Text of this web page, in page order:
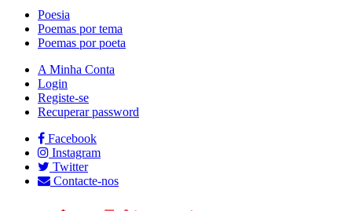
Poesia
Poemas por tema
Poemas por poeta
A Minha Conta
Login
Registe-se
Recuperar password
Facebook
Instagram
Twitter
Contacte-nos